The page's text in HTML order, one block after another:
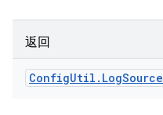
返回
ConfigUtil . LogSource